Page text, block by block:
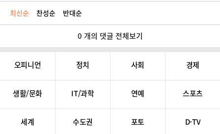
최신순 찬성순 반대순
0 개의 댓글 전체보기
오피니언 정치 사회 경제
생활/문화 IT/과학 연예 스포츠
세계 수도권 포토 D-TV